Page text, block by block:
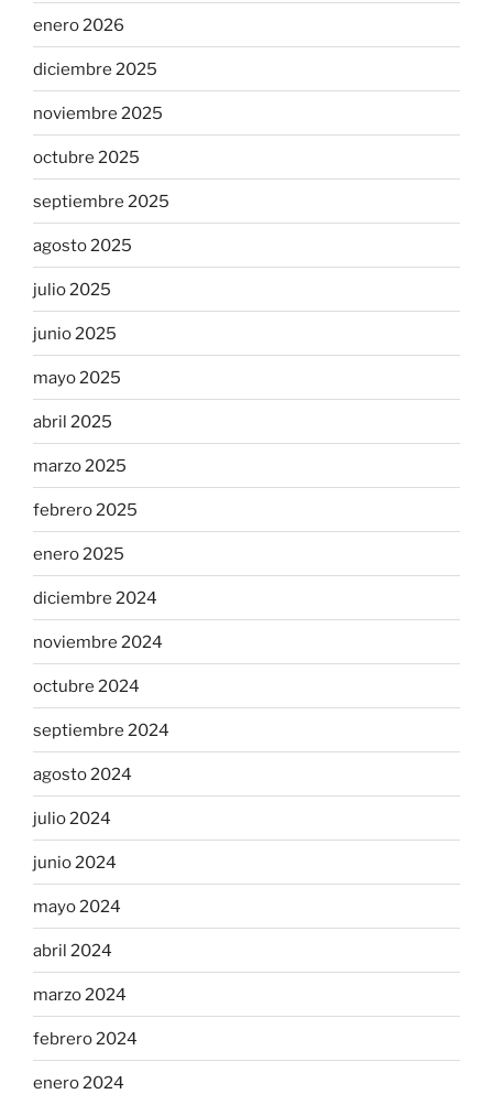
enero 2026
diciembre 2025
noviembre 2025
octubre 2025
septiembre 2025
agosto 2025
julio 2025
junio 2025
mayo 2025
abril 2025
marzo 2025
febrero 2025
enero 2025
diciembre 2024
noviembre 2024
octubre 2024
septiembre 2024
agosto 2024
julio 2024
junio 2024
mayo 2024
abril 2024
marzo 2024
febrero 2024
enero 2024